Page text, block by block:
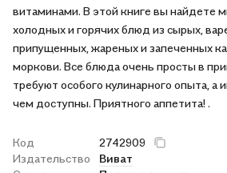
витаминами. В этой книге вы найдете
холодных и горячих блюд из сырых,
припущенных, жареных и запеченных
моркови. Все блюда очень просты в
требуют особого кулинарного опыта, а
чем доступны. Приятного аппетита! .
Код
2742909
Издательство
Виват